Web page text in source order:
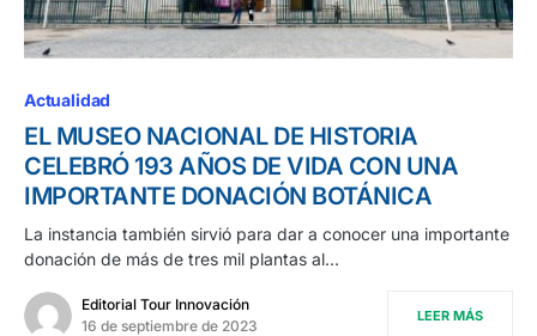
Actualidad
EL MUSEO NACIONAL DE HISTORIA
CELEBRÓ 193 AÑOS DE VIDA CON UNA
IMPORTANTE DONACIÓN BOTÁNICA
La instancia también sirvió para dar a conocer una importante
donación de más de tres mil plantas al…
Editorial Tour Innovación
16 de septiembre de 2023
LEER MÁS